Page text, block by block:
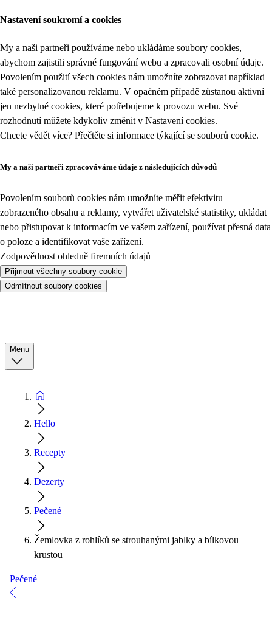
Nastavení soukromí a cookies
My a naši partneři používáme nebo ukládáme soubory cookies,
abychom zajistili správné fungování webu a zpracovali osobní údaje.
Povolením použití všech cookies nám umožníte zobrazovat například
také personalizovanou reklamu. V opačném případě zůstanou aktivní
jen nezbytné cookies, které potřebujeme k provozu webu. Své
rozhodnutí můžete kdykoliv změnit v Nastavení cookies.
Chcete vědět více? Přečtěte si informace týkající se souborů cookie.
My a naši partneři zpracováváme údaje z následujících důvodů
Povolením souborů cookies nám umožníte měřit efektivitu
zobrazeného obsahu a reklamy, vytvářet uživatelské statistiky, ukládat
nebo přistupovat k informacím ve vašem zařízení, používat přesná data
o poloze a identifikovat vaše zařízení.
Zodpovědnost ohledně firemních údajů
Přijmout všechny soubory cookie
Odmítnout soubory cookies
Menu
Hello
Recepty
Dezerty
Pečené
Žemlovka z rohlíků se strouhanými jablky a bílkovou
krustou
Pečené